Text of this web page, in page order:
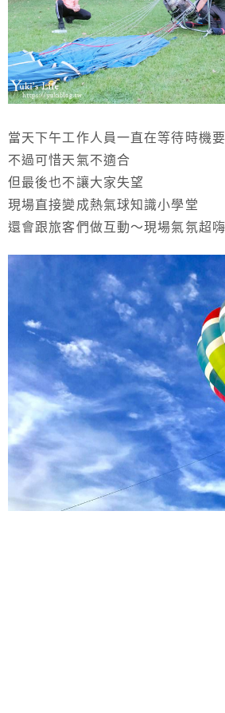
當天下午工作人員一直在等待時機
不過可惜天氣不適合
但最後也不讓大家失望
現場直接變成熱氣球知識小學堂
還會跟旅客們做互動～現場氣氛超嗨